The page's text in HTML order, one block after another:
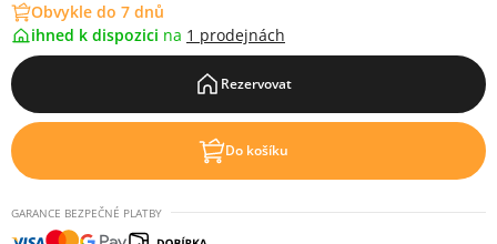
Obvykle do 7 dnů
ihned k dispozici na 1 prodejnách
Rezervovat
Do košíku
GARANCE BEZPEČNÉ PLATBY